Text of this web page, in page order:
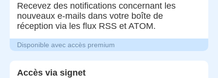
Recevez des notifications concernant les
nouveaux e-mails dans votre boîte de
réception via les flux RSS et ATOM.
Disponible avec accès premium
Accès via signet